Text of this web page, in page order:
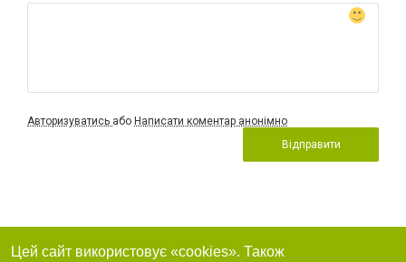
Авторизуватись або Написати коментар анонімно
Відправити
Цей сайт використовує «cookies». Також